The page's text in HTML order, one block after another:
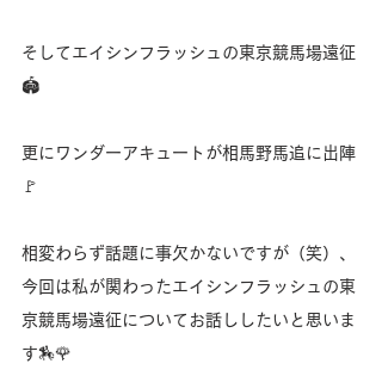
そしてエイシンフラッシュの東京競馬場遠征
🏟️
更にワンダーアキュートが相馬野馬追に出陣
🚩
相変わらず話題に事欠かないですが（笑）、
今回は私が関わったエイシンフラッシュの東
京競馬場遠征についてお話ししたいと思いま
す🏇🌹